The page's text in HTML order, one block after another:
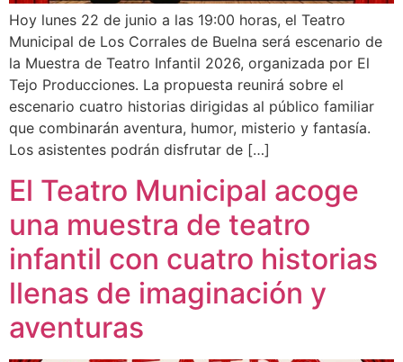
Hoy lunes 22 de junio a las 19:00 horas, el Teatro
Municipal de Los Corrales de Buelna será escenario de
la Muestra de Teatro Infantil 2026, organizada por El
Tejo Producciones. La propuesta reunirá sobre el
escenario cuatro historias dirigidas al público familiar
que combinarán aventura, humor, misterio y fantasía.
Los asistentes podrán disfrutar de […]
El Teatro Municipal acoge
una muestra de teatro
infantil con cuatro historias
llenas de imaginación y
aventuras